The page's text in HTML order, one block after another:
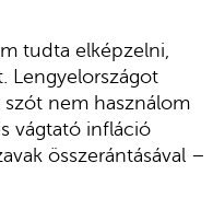
tudta elképzelni,
Lengyelországot
nem használom
vágtató infláció
összerántásával –